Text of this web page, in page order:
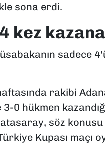
sona erdi.
kez
sadece
rakibi
0 hükmen
söz
Kupası maçı